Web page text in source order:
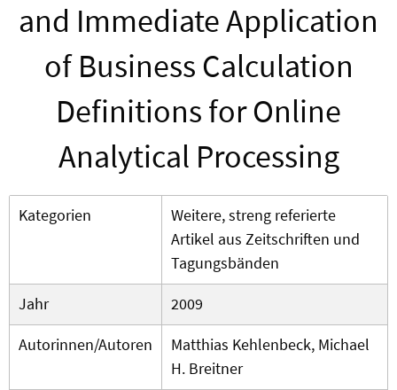
and Immediate Application
of Business Calculation
Definitions for Online
Analytical Processing
Kategorien
Weitere, streng referierte
Artikel aus Zeitschriften und
Tagungsbänden
Jahr
2009
Autorinnen/Autoren
Matthias Kehlenbeck, Michael
H. Breitner